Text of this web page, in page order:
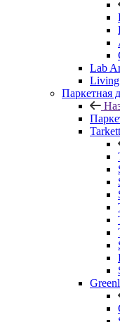
Lab
Living
Паркетная
Tarkett